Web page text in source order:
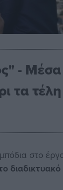
-
τα
στο